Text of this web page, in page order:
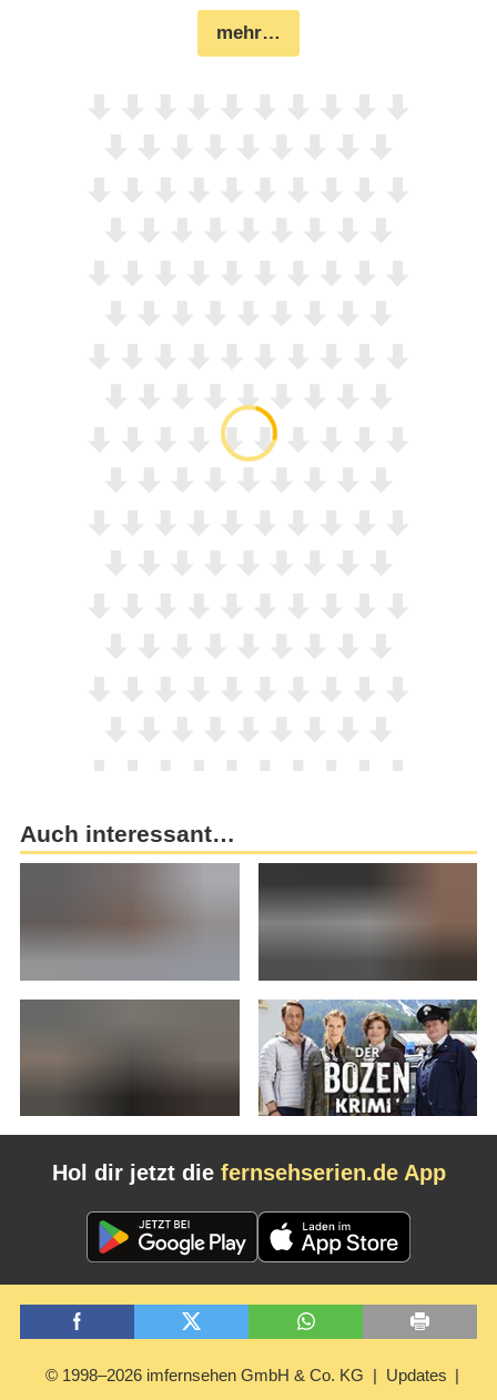
mehr…
Auch interessant…
Hol dir jetzt die fernsehserien.de App
© 1998–2026 imfernsehen GmbH & Co. KG Updates